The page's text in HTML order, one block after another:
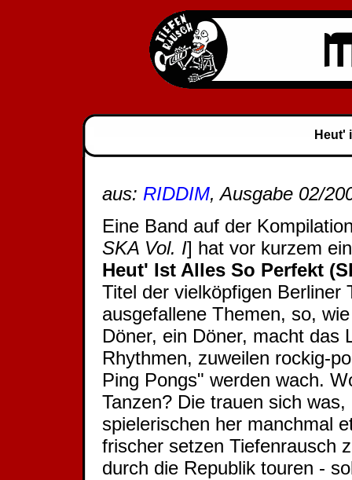
Heut'
aus: RIDDIM, Ausgabe 02/
Eine Band auf der
SKA Vol. I] hat vor kurzem
Heut' Ist Alles So Perfekt
Titel der vielköpfigen Berliner
ausgefallene Themen, so,
Döner, ein Döner, macht das
Rhythmen, zuweilen rockig-
Ping Pongs" werden wach.
Tanzen? Die trauen sich
spielerischen her manchmal
frischer setzen Tiefenrausch
durch die Republik touren -